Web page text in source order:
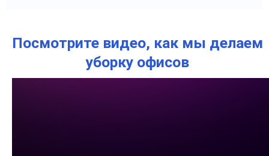
Посмотрите видео, как мы делаем
уборку офисов